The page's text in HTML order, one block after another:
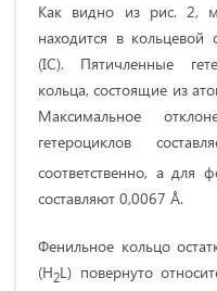
Как видно из рис. 2,
находится в
(IС). Пятичленные
кольца, состоящие из
Максимальное
гетероциклов
соответственно, а для
составляют 0,0067 Å.
Фенильное кольцо
(H2L) повернуто